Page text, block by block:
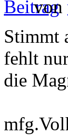
von
Stimmt
fehlt
die